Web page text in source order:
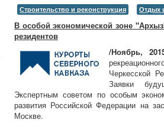
Строительство и реконструкция Отдых
В особой экономической зоне
резидентов
/Ноябрь,
Черкесской
Заявки
Экспертным советом по особым
развития Российской Федерации на
Москве.